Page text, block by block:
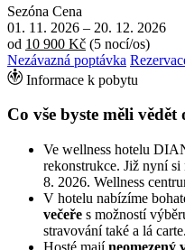
Sezóna Cena
01. 11. 2026 – 20. 12. 2026
od 10 900 Kč (5 nocí/os)
Nezávazná poptávka
Informace k pobytu
Co vše byste měli
Ve wellness hotelu
rekonstrukce. Již nyní
8. 2026. Wellness
V hotelu nabízíme
večeře s možností
stravování také a lá carte.